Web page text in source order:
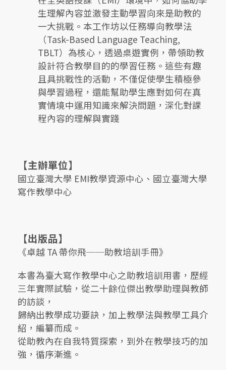
生理解內容並激發主動學習向來是助教的
一大挑戰。本工作坊以任務導向教學法
（Task-Based Language Teaching,
TBLT）為核心，透過桌遊實例，帶領助教
設計符合教學目的的學習任務。這些有趣
且具挑戰性的活動，不僅促使學生積極參
與學習過程，還能幫助學生應對如何在真
實情境中運用知識來解決問題，深化對課
程內容的理解與實踐
【主辦單位】
國立臺灣大學 EMI教學資源中心、國立臺灣大學
寫作教學中心
【出版品】
《卓越 TA 帶你飛──助教培訓手冊》
本書為臺大寫作教學中心之助教培訓用書，歷經
三年實際試驗，從二十餘位傑出教學助理與教師
的訪談，
歸納出教學成功要訣，加上教學法與教學工具介
紹，編纂而成。
從助教內在自我特質探索，到外在教學技巧的加
強，循序漸進。